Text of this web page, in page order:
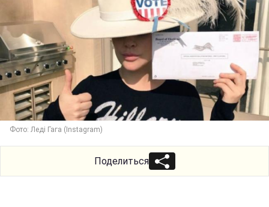
Фото: Леді Гага (Instagram)
Поделиться